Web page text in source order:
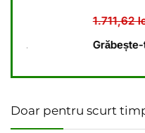
este: 1.174,23 lei.
Prețul
Grăbește-te! Oferta
Doar pentru scurt